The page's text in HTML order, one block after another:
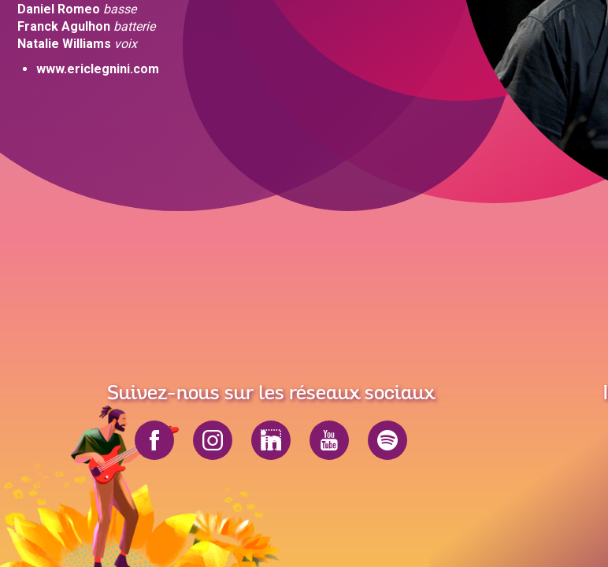
Daniel Romeo basse
Franck Agulhon batterie
Natalie Williams voix
www.ericlegnini.com
Suivez-nous sur les réseaux sociaux